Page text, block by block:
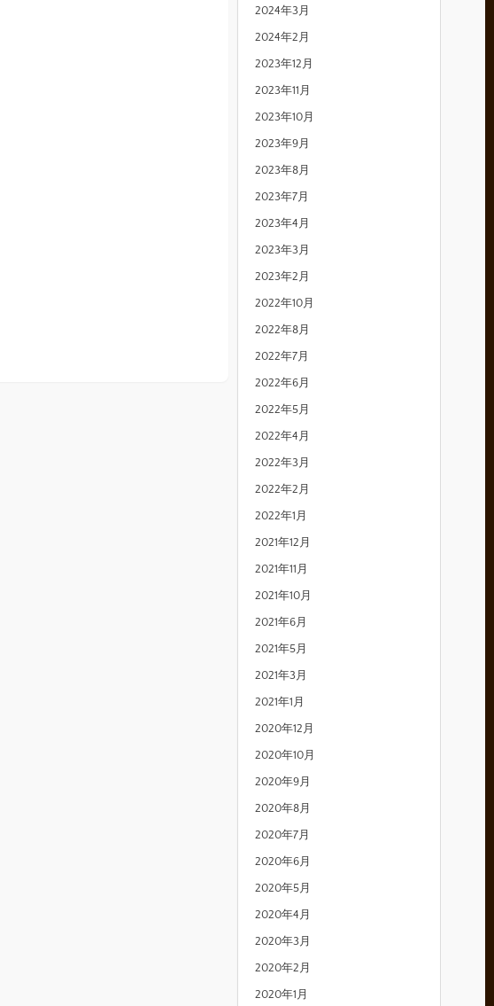
2024年3月
2024年2月
2023年12月
2023年11月
2023年10月
2023年9月
2023年8月
2023年7月
2023年4月
2023年3月
2023年2月
2022年10月
2022年8月
2022年7月
2022年6月
2022年5月
2022年4月
2022年3月
2022年2月
2022年1月
2021年12月
2021年11月
2021年10月
2021年6月
2021年5月
2021年3月
2021年1月
2020年12月
2020年10月
2020年9月
2020年8月
2020年7月
2020年6月
2020年5月
2020年4月
2020年3月
2020年2月
2020年1月